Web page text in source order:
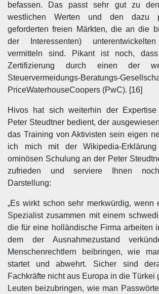
befassen. Das passt sehr gut zu
westlichen Werten und den dazu
geforderten freien Märkten, die an die
der Interessenten)
vermitteln sind. Pikant ist noch,
Zertifizierung durch einen der
Steuervermeidungs-Beratungs-
PriceWaterhouseCoopers (PwC). [16]
Hivos hat sich weiterhin der Expertise
Peter Steudtner bedient, der
das Training von Aktivisten sein eigen
ich mich mit der Wikipedia-
ominösen Schulung an der Peter
zufrieden und serviere Ihnen
Darstellung:
„Es wirkt schon sehr merkwürdig, wenn
Spezialist zusammen mit einem
die für eine holländische Firma arbeiten
dem der Ausnahmezustand
Menschenrechtlern beibringen, wie
startet und abwehrt. Sicher sind
Fachkräfte nicht aus Europa in die Türkei
Leuten beizubringen, wie man